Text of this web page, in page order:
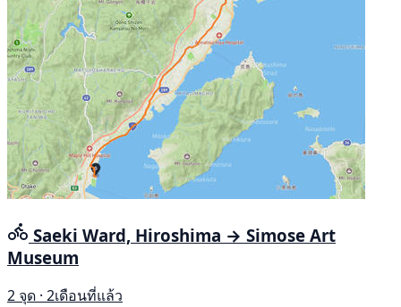
Saeki Ward, Hiroshima → Simose Art
Museum
2 จุด · 2เดือนที่แล้ว